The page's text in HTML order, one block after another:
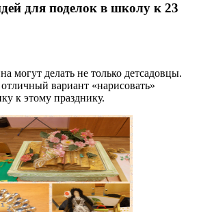
для поделок в школу к 23
могут делать не только детсадовцы.
вариант «нарисовать»
к этому празднику.